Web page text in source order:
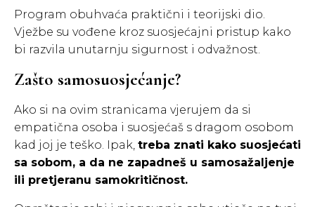
Program obuhvaća praktični i teorijski dio.
Vježbe su vođene kroz suosjećajni pristup kako
bi razvila unutarnju sigurnost i odvažnost.
Zašto samosuosjećanje?
Ako si na ovim stranicama vjerujem da si
empatična osoba i suosjećaš s dragom osobom
kad joj je teško. Ipak, treba znati kako suosjećati
sa sobom, a da ne zapadneš u samosažaljenje
ili pretjeranu samokritičnost.